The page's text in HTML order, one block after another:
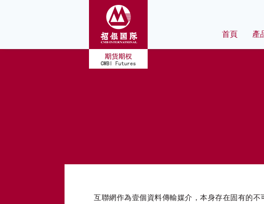
首頁 產
互聯網作為壹個資料傳輸媒介，本身存在固有的